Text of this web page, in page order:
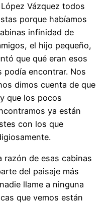
Vázquez todos
porque habíamos
infinidad de
el hijo pequeño,
que qué eran esos
podía encontrar. Nos
dimos cuenta de que
que los pocos
ya están
con los que
razón de esas cabinas
del paisaje más
llame a ninguna
que vemos están